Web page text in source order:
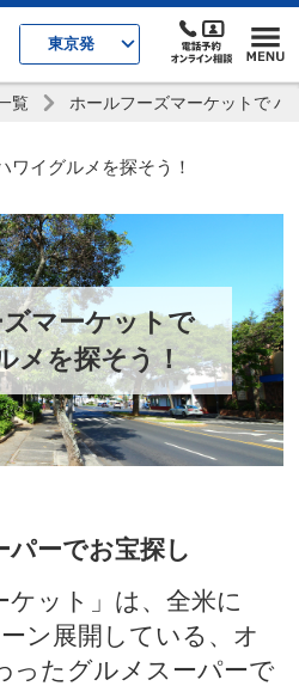
東京発
覧 ホールフーズマーケットで ハ
ワイグルメを探そう！
マーケットで
メを探そう！
パーでお宝探し
ケット」は、全米に
ン展開している、オ
ったグルメスーパーで